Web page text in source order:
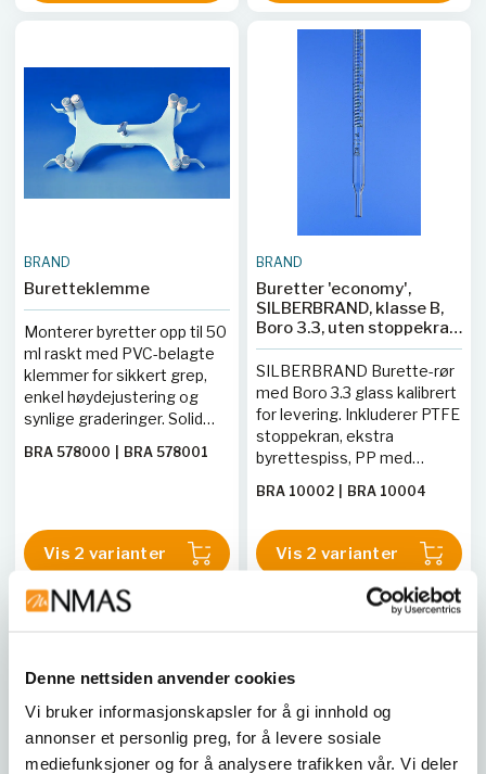
Denne nettsiden anvender cookies
Vi bruker informasjonskapsler for å gi innhold og
annonser et personlig preg, for å levere sosiale
mediefunksjoner og for å analysere trafikken vår. Vi deler
BRAND
Buretteklemme
Monterer byretter opp til 50
ml raskt med PVC-belagte
klemmer for sikkert grep,
enkel høydejustering og
synlige graderinger. Solid
støttekontakt.
BRA 578000 BRA 578001
Vis 2 varianter
BRAND
Buretter 'economy',
SILBERBRAND, klasse B,
Boro 3.3, uten stoppekran,
svart trykt skala
SILBERBRAND Burette-rør
med Boro 3.3 glass kalibrert
for levering. Inkluderer PTFE
stoppekran, ekstra
byrettespiss, PP med
BRA 10002 BRA 10004
Vis 2 varianter